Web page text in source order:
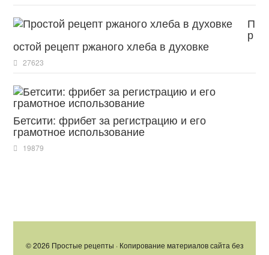
П
р
остой рецепт ржаного хлеба в духовке
27623
Бетсити: фрибет за регистрацию и его
грамотное использование
19879
© 2026 Простые рецепты · Копирование материалов сайта без